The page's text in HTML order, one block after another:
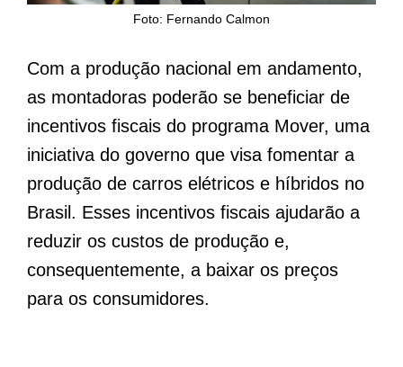
Foto: Fernando Calmon
Com a produção nacional em andamento,
as montadoras poderão se beneficiar de
incentivos fiscais do programa Mover, uma
iniciativa do governo que visa fomentar a
produção de carros elétricos e híbridos no
Brasil. Esses incentivos fiscais ajudarão a
reduzir os custos de produção e,
consequentemente, a baixar os preços
para os consumidores.